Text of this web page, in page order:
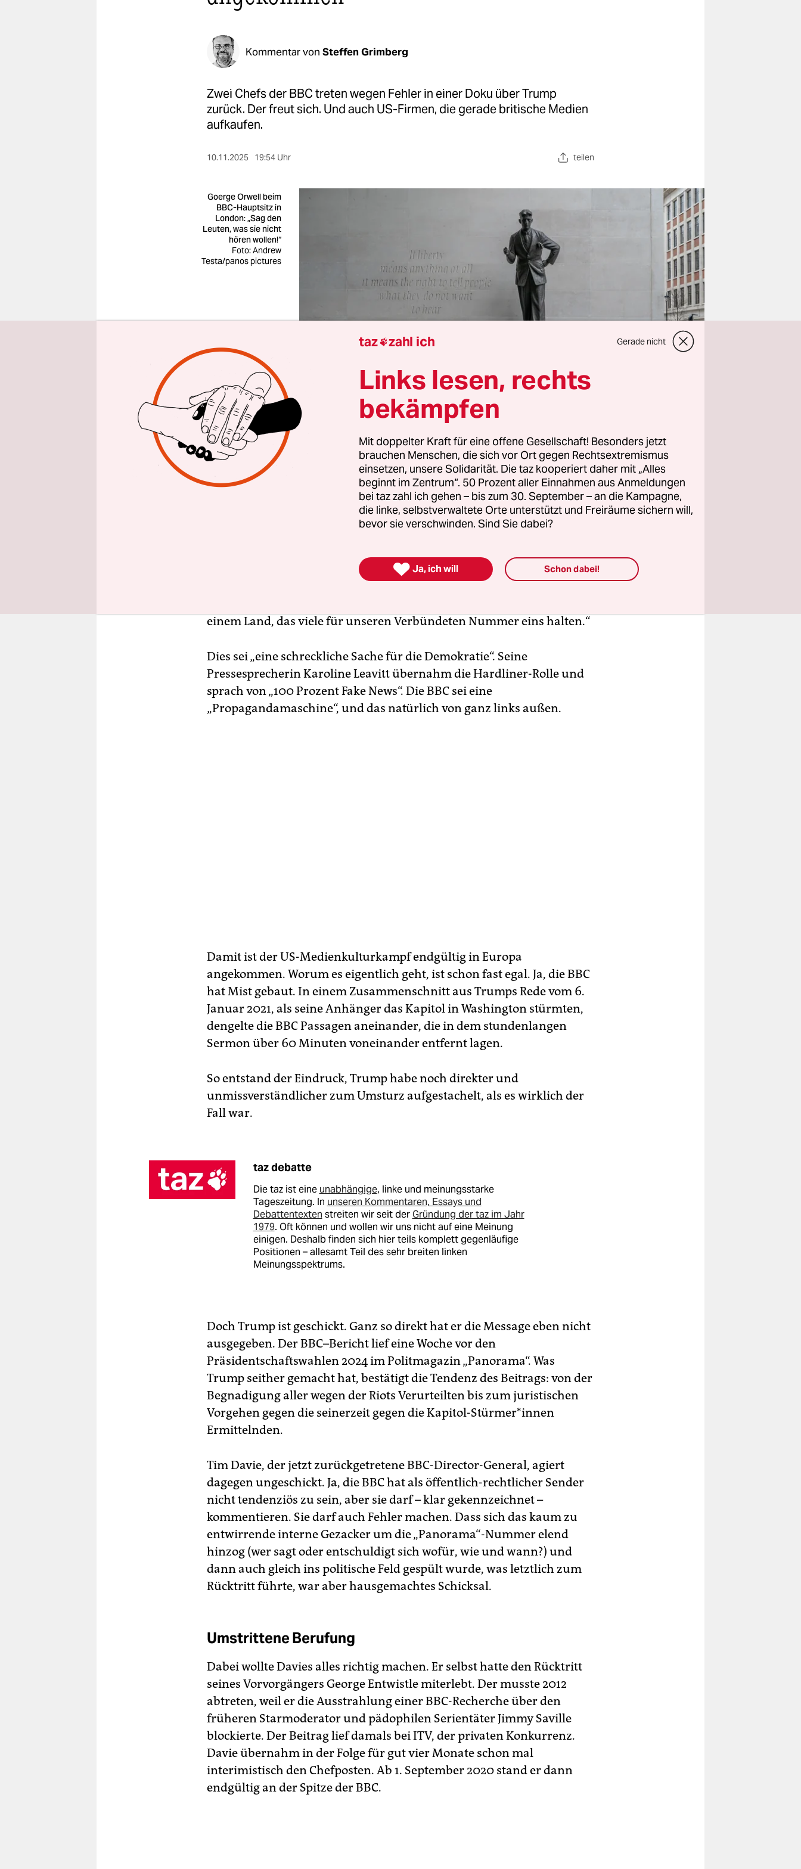
Kommentar von Steffen Grimberg
Zwei Chefs der BBC treten wegen Fehler in einer Doku über Trump
zurück. Der freut sich. Und auch US-Firmen, die gerade britische Medien
aufkaufen.
10.11.2025 19:54 Uhr teilen
Goerge Orwell beim
BBC-Hauptsitz in
London: „Sag den
Leuten, was sie nicht
hören wollen!“
Foto: Andrew
Testa/panos pictures
S-Präsident Donald Trump hat derbritischen BBC mit Klage
Senders nicht verhehlen. In seinem Post auf Truth Social erwähnte er
einem Land, das viele für unseren Verbündeten Nummer eins halten.“
Dies sei „eine schreckliche Sache für die Demokratie“. Seine
Pressesprecherin Karoline Leavitt übernahm die Hardliner-Rolle und
sprach von „100 Prozent Fake News“. Die BBC sei eine
„Propagandamaschine“, und das natürlich von ganz links außen.
Damit ist der US-Medienkulturkampf endgültig in Europa
angekommen. Worum es eigentlich geht, ist schon fast egal. Ja, die BBC
hat Mist gebaut. In einem Zusammenschnitt aus Trumps Rede vom 6.
Januar 2021, als seine Anhänger das Kapitol in Washington stürmten,
dengelte die BBC Passagen aneinander, die in dem stundenlangen
Sermon über 60 Minuten voneinander entfernt lagen.
So entstand der Eindruck, Trump habe noch direkter und
unmissverständlicher zum Umsturz aufgestachelt, als es wirklich der
Fall war.
taz debatte
Die taz ist eine unabhängige, linke und meinungsstarke
Tageszeitung. In unseren Kommentaren, Essays und
Debattentexten streiten wir seit derGründung der taz im Jahr
1979. Oft können und wollen wir uns nicht auf eine Meinung
einigen. Deshalb finden sich hier teils komplett gegenläufige
Positionen – allesamt Teil des sehr breiten linken
Meinungsspektrums.
Doch Trump ist geschickt. Ganz so direkt hat er die Message eben nicht
ausgegeben. Der BBC–Bericht lief eine Woche vor den
Präsidentschaftswahlen 2024 im Politmagazin „Panorama“. Was
Trump seither gemacht hat, bestätigt die Tendenz des Beitrags: von der
Begnadigung aller wegen der Riots Verurteilten bis zum juristischen
Vorgehen gegen die seinerzeit gegen die Kapitol-Stürmer*innen
Ermittelnden.
Tim Davie, der jetzt zurückgetretene BBC-Director-General, agiert
dagegen ungeschickt. Ja, die BBC hat als öffentlich-rechtlicher Sender
nicht tendenziös zu sein, aber sie darf – klar gekennzeichnet –
kommentieren. Sie darf auch Fehler machen. Dass sich das kaum zu
entwirrende interne Gezacker um die „Panorama“-Nummer elend
hinzog (wer sagt oder entschuldigt sich wofür, wie und wann?) und
dann auch gleich ins politische Feld gespült wurde, was letztlich zum
Rücktritt führte, war aber hausgemachtes Schicksal.
Umstrittene Berufung
Dabei wollte Davies alles richtig machen. Er selbst hatte den Rücktritt
seines Vorvorgängers George Entwistle miterlebt. Der musste 2012
abtreten, weil er die Ausstrahlung einer BBC-Recherche über den
früheren Starmoderator und pädophilen Serientäter Jimmy Saville
blockierte. Der Beitrag lief damals bei ITV, der privaten Konkurrenz.
Davie übernahm in der Folge für gut vier Monate schon mal
interimistisch den Chefposten. Ab 1. September 2020 stand er dann
endgültig an der Spitze der BBC.
taz zahl ich Gerade nicht
Links lesen, rechts
bekämpfen
Mit doppelter Kraft für eine offene Gesellschaft! Besonders jetzt
brauchen Menschen, die sich vor Ort gegen Rechtsextremismus
einsetzen, unsere Solidarität. Die taz kooperiert daher mit „Alles
beginnt im Zentrum“. 50 Prozent aller Einnahmen aus Anmeldungen
bei taz zahl ich gehen – bis zum 30. September – an die Kampagne,
die linke, selbstverwaltete Orte unterstützt und Freiräume sichern will,
bevor sie verschwinden. Sind Sie dabei?
 Ja, ich will Schon dabei!